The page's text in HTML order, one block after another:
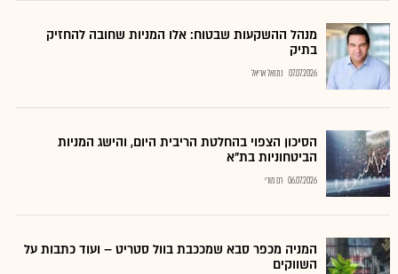
מנהל ההשקעות שבטוח: אלו המניות שחובה להחזיק
בתיק
07.07.2026 נתנאל אריאל
הסיכון הצפוי בהחלטת הריבית היום, והישג המניות
הביטחוניות בת"א
06.07.2026 רם מורי
המניה מכפר סבא שמככבת בוול סטריט – ועוד כתבות על
השווקים